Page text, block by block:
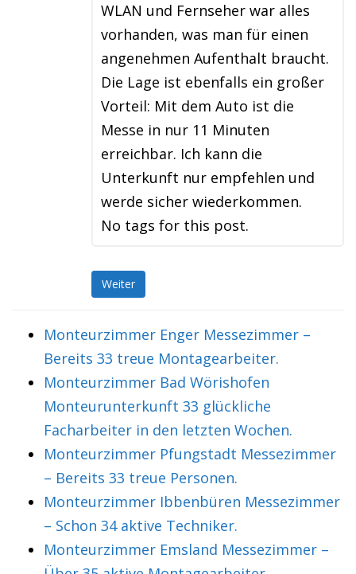
WLAN und Fernseher war alles
vorhanden, was man für einen
angenehmen Aufenthalt braucht.
Die Lage ist ebenfalls ein großer
Vorteil: Mit dem Auto ist die
Messe in nur 11 Minuten
erreichbar. Ich kann die
Unterkunft nur empfehlen und
werde sicher wiederkommen.
No tags for this post.
Weiter
Monteurzimmer Enger Messezimmer –
Bereits 33 treue Montagearbeiter.
Monteurzimmer Bad Wörishofen
Monteurunterkunft 33 glückliche
Facharbeiter in den letzten Wochen.
Monteurzimmer Pfungstadt Messezimmer
– Bereits 33 treue Personen.
Monteurzimmer Ibbenbüren Messezimmer
– Schon 34 aktive Techniker.
Monteurzimmer Emsland Messezimmer –